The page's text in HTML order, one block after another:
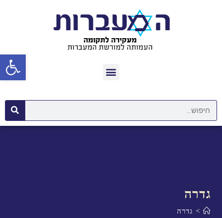
גדרה
> גדרה
פתח סרגל נגישות